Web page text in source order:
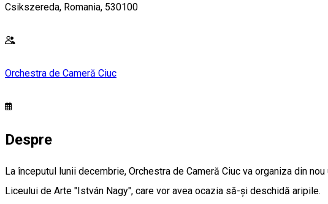
Csikszereda, Romania, 530100
Orchestra de Cameră Ciuc
Despre
La începutul lunii decembrie, Orchestra de Cameră Ciuc va organiza din
Liceului de Arte "István Nagy", care vor avea ocazia să-și deschidă aripile.